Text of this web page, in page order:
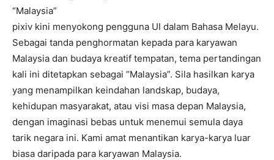
“Malaysia”
pixiv kini menyokong pengguna UI dalam Bahasa Melayu.
Sebagai tanda penghormatan kepada para karyawan
Malaysia dan budaya kreatif tempatan, tema pertandingan
kali ini ditetapkan sebagai “Malaysia”. Sila hasilkan karya
yang menampilkan keindahan landskap, budaya,
kehidupan masyarakat, atau visi masa depan Malaysia,
dengan imaginasi bebas untuk menemui semula daya
tarik negara ini. Kami amat menantikan karya-karya luar
biasa daripada para karyawan Malaysia.